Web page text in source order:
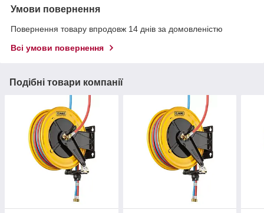
Умови повернення
Повернення товару впродовж 14 днів за домовленістю
Всі умови повернення
Подібні товари компанії